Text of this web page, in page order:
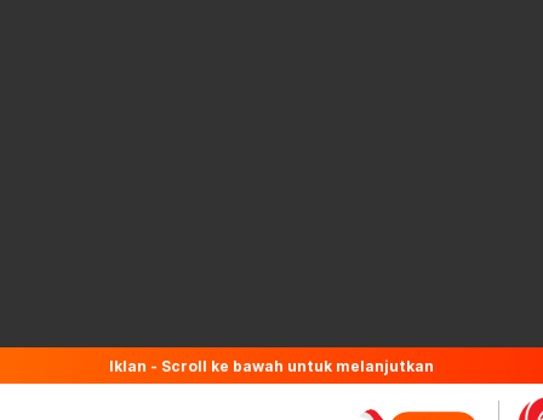
Iklan - Scroll ke bawah untuk melanjutkan